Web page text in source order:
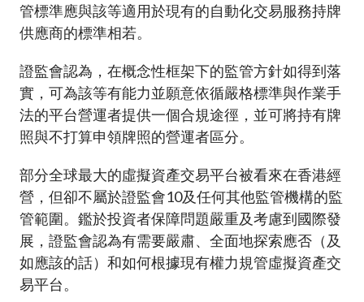
管標準應與該等適用於現有的自動化交易服務持牌
供應商的標準相若。
證監會認為，在概念性框架下的監管方針如得到落
實，可為該等有能力並願意依循嚴格標準與作業手
法的平台營運者提供一個合規途徑，並可將持有牌
照與不打算申領牌照的營運者區分。
部分全球最大的虛擬資產交易平台被看來在香港經
營，但卻不屬於證監會10及任何其他監管機構的監
管範圍。鑑於投資者保障問題嚴重及考慮到國際發
展，證監會認為有需要嚴肅、全面地探索應否（及
如應該的話）和如何根據現有權力規管虛擬資產交
易平台。